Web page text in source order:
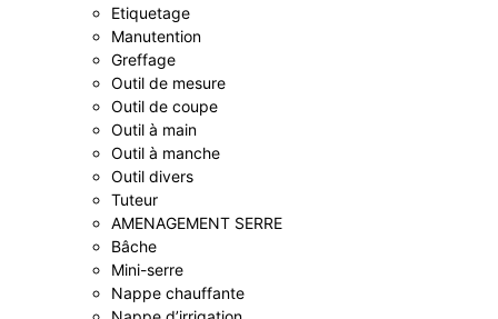
Etiquetage
Manutention
Greffage
Outil de mesure
Outil de coupe
Outil à main
Outil à manche
Outil divers
Tuteur
AMENAGEMENT SERRE
Bâche
Mini-serre
Nappe chauffante